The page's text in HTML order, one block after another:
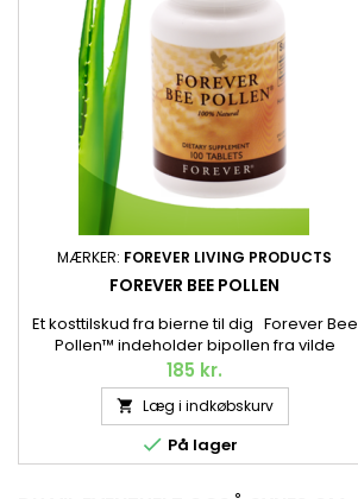
MÆRKER: FOREVER LIVING PRODUCTS
FOREVER BEE POLLEN
Et kosttilskud fra bierne til dig Forever Bee
Pollen™ indeholder bipollen fra vilde
blomster. Pollen, der indsamles af flittige
bier for at blive til et populært kosttilskud i
smart tabletform til dig. 100 tabletter / 55 g.
185 kr.
 Læg i indkøbskurv
 På lager